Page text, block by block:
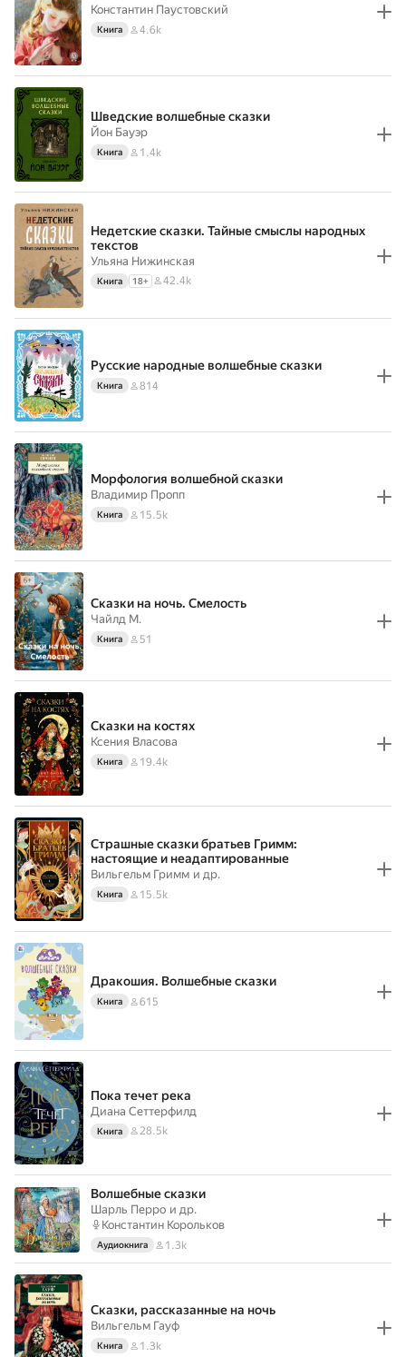
Константин Паустовский
Книга 4.6k
Шведские волшебные сказки
Йон Бауэр
Книга 1.4k
Недетские сказки. Тайные смыслы народных
текстов
Ульяна Нижинская
Книга 18+ 42.4k
Русские народные волшебные сказки
Книга 814
Морфология волшебной сказки
Владимир Пропп
Книга 15.5k
Сказки на ночь. Смелость
Чайлд М.
Книга 51
Сказки на костях
Ксения Власова
Книга 19.4k
Страшные сказки братьев Гримм:
настоящие и неадаптированные
Вильгельм Гримм и др.
Книга 15.5k
Дракошия. Волшебные сказки
Книга 615
Пока течет река
Диана Сеттерфилд
Книга 28.5k
Волшебные сказки
Шарль Перро и др.
Константин Корольков
Аудиокнига 1.3k
Сказки, рассказанные на ночь
Вильгельм Гауф
Книга 1.3k